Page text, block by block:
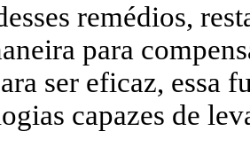
remédios,
para
ser eficaz, essa
capazes de